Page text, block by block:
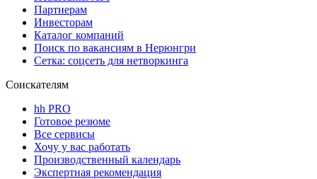
Партнерам
Инвесторам
Каталог компаний
Поиск по вакансиям в Нерюнгри
Сетка: соцсеть для нетворкинга
Соискателям
hh PRO
Готовое резюме
Все сервисы
Хочу у вас работать
Производственный календарь
Экспертная рекомендация